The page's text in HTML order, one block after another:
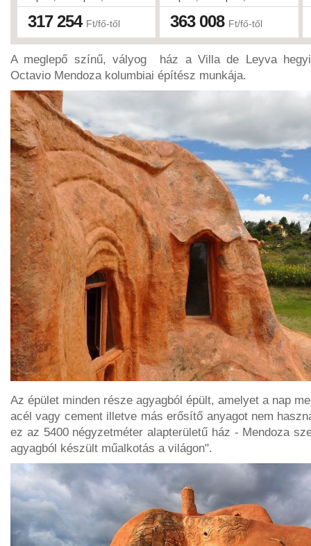
Időpontok:
15 db
Ellátás
félpanzió
Típus
Tengerparti üdülés
Besorolás
Szállás
Hotel
Utazás
menetrendszerinti járattal
317 254 Ft/fő-től
+
Időpontok:
13 db
Típus
Tengerparti üdülés
Besorolás
3*
Utazás
363 008 Ft/fő-től
+
A meglepő színű, vályog ház a Villa de Leyva
Octavio Mendoza kolumbiai építész munkája.
Az épület minden része agyagból épült, amelyet a nap
acél vagy cement illetve más erősítő anyagot nem
ez az 5400 négyzetméter alapterületű ház - Mendoza
agyagból készült műalkotás a világon".